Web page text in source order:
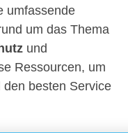
umfassende
um das Thema
und
Ressourcen, um
besten Service